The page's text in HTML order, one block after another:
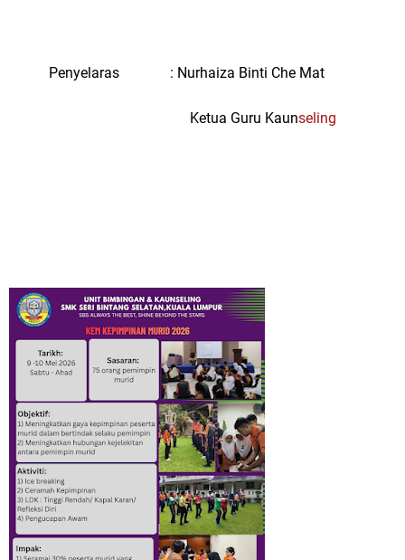
Penyelaras : Nurhaiza Binti Che Mat
Ketua Guru Kaunseling